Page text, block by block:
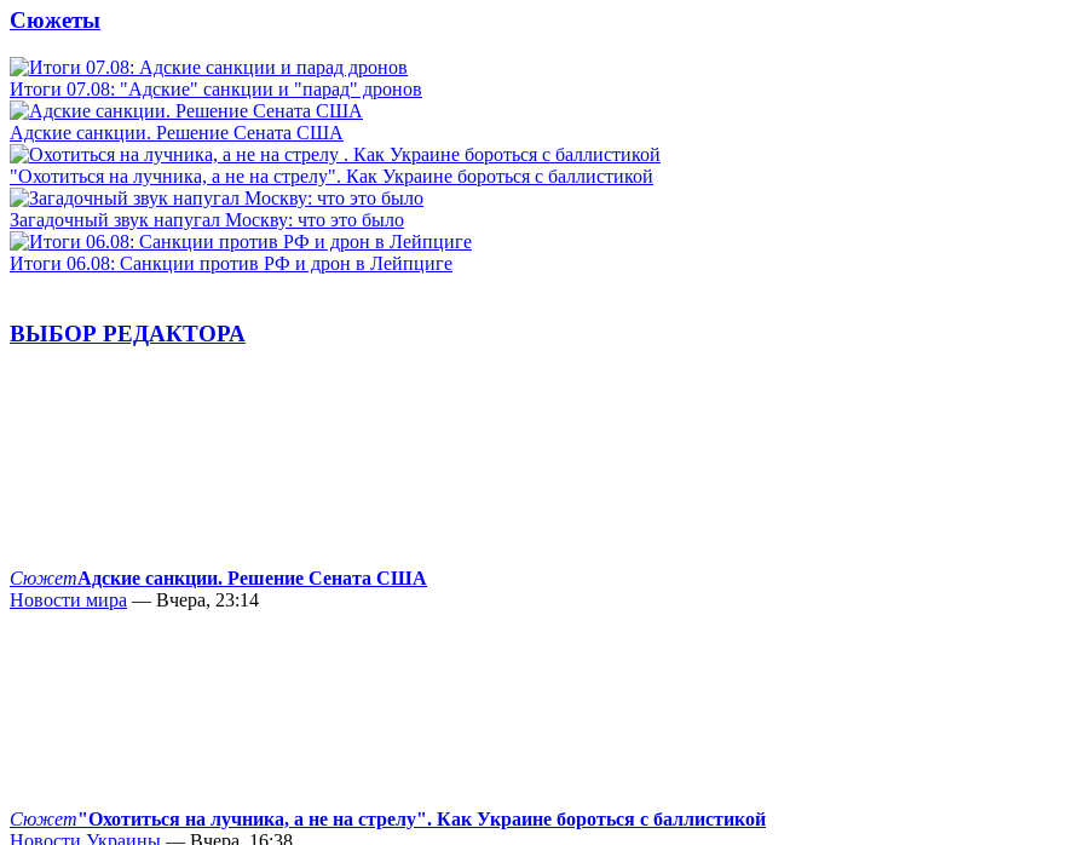
Сюжеты
Итоги 07.08: "Адские" санкции и "парад" дронов
Адские санкции. Решение Сената США
"Охотиться на лучника, а не на стрелу". Как Украине бороться с баллистикой
Загадочный звук напугал Москву: что это было
Итоги 06.08: Санкции против РФ и дрон в Лейпциге
ВЫБОР РЕДАКТОРА
СюжетАдские санкции. Решение Сената США
Новости мира — Вчера, 23:14
Сюжет"Охотиться на лучника, а не на стрелу". Как Украине бороться с баллистикой